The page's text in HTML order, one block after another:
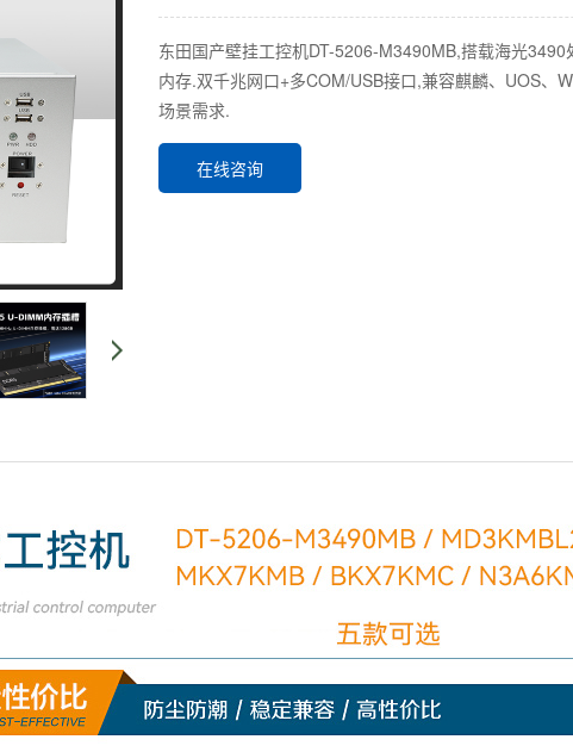
东田国产壁挂工控机DT-5206-M3490MB,搭载海光
内存.双千兆网口+多COM/USB接口,兼容麒麟、UOS、
场景需求.
在线咨询